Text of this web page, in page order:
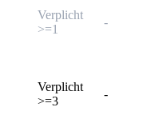
Verplicht
>=1
-
Verplicht
>=3
-